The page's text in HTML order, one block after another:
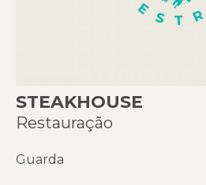
STEAKHOUSE
Restauração
Guarda